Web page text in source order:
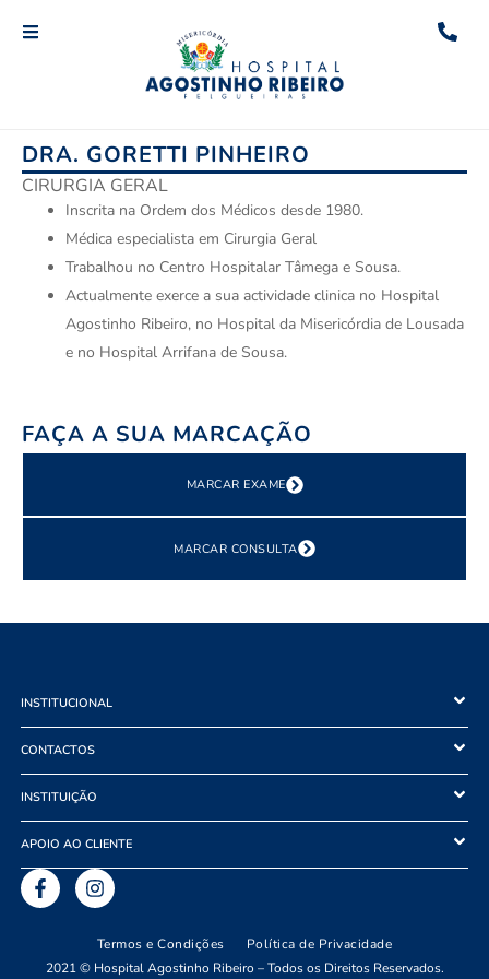
DRA. GORETTI PINHEIRO
CIRURGIA GERAL
Inscrita na Ordem dos Médicos desde 1980.
Médica especialista em Cirurgia Geral
Trabalhou no Centro Hospitalar Tâmega e Sousa.
Actualmente exerce a sua actividade clinica no Hospital
Agostinho Ribeiro, no Hospital da Misericórdia de Lousada
e no Hospital Arrifana de Sousa.
FAÇA A SUA MARCAÇÃO
MARCAR EXAME
MARCAR CONSULTA
INSTITUCIONAL
CONTACTOS
INSTITUIÇÃO
APOIO AO CLIENTE
Termos e Condições
Política de Privacidade
2021 © Hospital Agostinho Ribeiro – Todos os Direitos Reservados.